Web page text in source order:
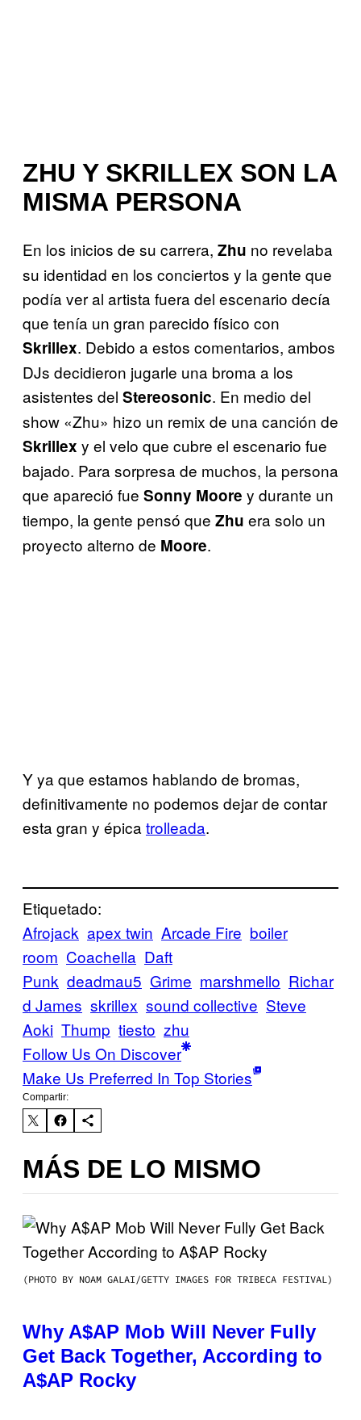
ZHU Y SKRILLEX SON LA
MISMA PERSONA
En los inicios de su carrera, Zhu no revelaba
su identidad en los conciertos y la gente que
podía ver al artista fuera del escenario decía
que tenía un gran parecido físico con
Skrillex. Debido a estos comentarios, ambos
DJs decidieron jugarle una broma a los
asistentes del Stereosonic. En medio del
show «Zhu» hizo un remix de una canción de
Skrillex y el velo que cubre el escenario fue
bajado. Para sorpresa de muchos, la persona
que apareció fue Sonny Moore y durante un
tiempo, la gente pensó que Zhu era solo un
proyecto alterno de Moore.
Y ya que estamos hablando de bromas,
definitivamente no podemos dejar de contar
esta gran y épica trolleada.
Etiquetado:
Afrojack apex twin Arcade Fire boiler
room Coachella Daft
Punk deadmau5 Grime marshmello Richar
d James skrillex sound collective Steve
Aoki Thump tiesto zhu
Follow Us On Discover
Make Us Preferred In Top Stories
Compartir:
MÁS DE LO MISMO
(PHOTO BY NOAM GALAI/GETTY IMAGES FOR TRIBECA FESTIVAL)
Why A$AP Mob Will Never Fully
Get Back Together, According to
A$AP Rocky